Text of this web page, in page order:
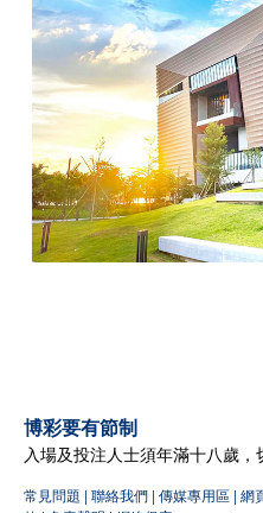
博彩要有節制
入場及投注人士須年滿十八歲，
常見問題 | 聯絡我們 | 傳媒專用區 | 網